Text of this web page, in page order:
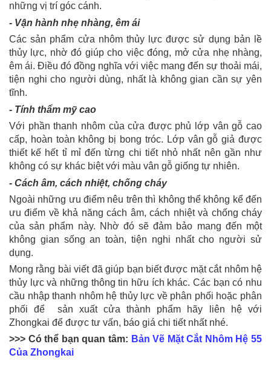
những vị trí góc cánh.
- Vận hành nhẹ nhàng, êm ái
Các sản phẩm cửa nhôm thủy lực được sử dụng bản lề
thủy lực, nhờ đó giúp cho việc đóng, mở cửa nhẹ nhàng,
êm ái. Điều đó đồng nghĩa với việc mang đến sự thoải mái,
tiện nghi cho người dùng, nhất là không gian cần sự yên
tĩnh.
- Tính thẩm mỹ cao
Với phần thanh nhôm của cửa được phủ lớp vân gỗ cao
cấp, hoàn toàn không bị bong tróc. Lớp vân gỗ giả được
thiết kế hết tỉ mỉ đến từng chi tiết nhỏ nhất nên gần như
không có sự khác biệt với màu vân gỗ giống tự nhiên.
- Cách âm, cách nhiệt, chống cháy
Ngoài những ưu điểm nêu trên thì không thể không kể đến
ưu điểm về khả năng cách âm, cách nhiệt và chống cháy
của sản phẩm này. Nhờ đó sẽ đảm bảo mang đến một
không gian sống an toàn, tiện nghi nhất cho người sử
dụng.
Mong rằng bài viết đã giúp bạn biết được mặt cắt nhôm hệ
thủy lực và những thông tin hữu ích khác. Các bạn có nhu
cầu nhập thanh nhôm hệ thủy lực về phân phối hoặc phân
phối để sản xuất cửa thành phẩm hãy liên hệ với
Zhongkai để được tư vấn, báo giá chi tiết nhất nhé.
>>> Có thể bạn quan tâm: Bản Vẽ Mặt Cắt Nhôm Hệ 55
Của Zhongkai